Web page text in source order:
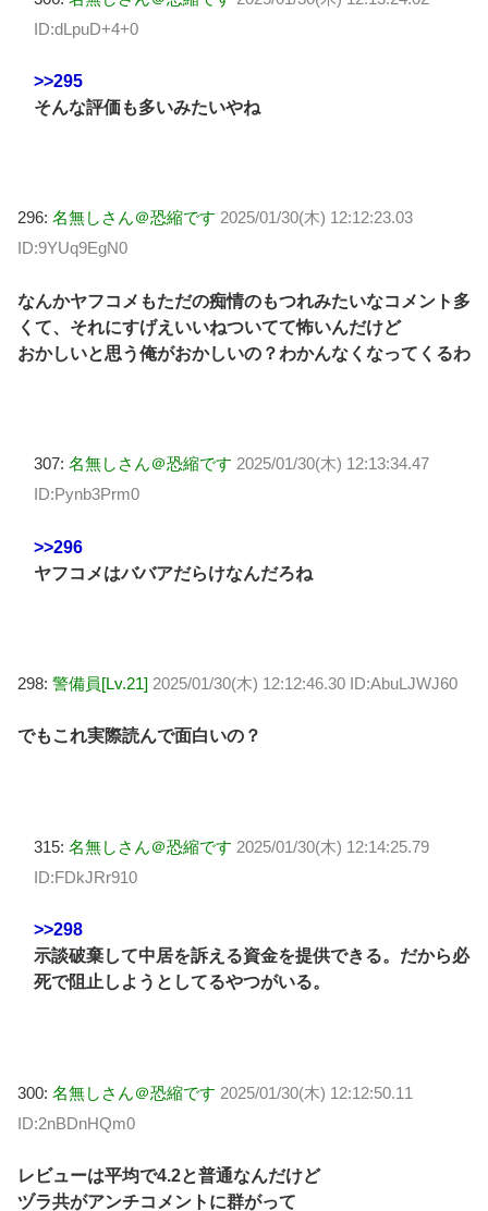
ID:dLpuD+4+0
>>295
そんな評価も多いみたいやね
296: 名無しさん＠恐縮です 2025/01/30(木) 12:12:23.03
ID:9YUq9EgN0
なんかヤフコメもただの痴情のもつれみたいなコメント多
くて、それにすげえいいねついてて怖いんだけど
おかしいと思う俺がおかしいの？わかんなくなってくるわ
307: 名無しさん＠恐縮です 2025/01/30(木) 12:13:34.47
ID:Pynb3Prm0
>>296
ヤフコメはババアだらけなんだろね
298: 警備員[Lv.21] 2025/01/30(木) 12:12:46.30 ID:AbuLJWJ60
でもこれ実際読んで面白いの？
315: 名無しさん＠恐縮です 2025/01/30(木) 12:14:25.79
ID:FDkJRr910
>>298
示談破棄して中居を訴える資金を提供できる。だから必
死で阻止しようとしてるやつがいる。
300: 名無しさん＠恐縮です 2025/01/30(木) 12:12:50.11
ID:2nBDnHQm0
レビューは平均で4.2と普通なんだけど
ヅラ共がアンチコメントに群がって